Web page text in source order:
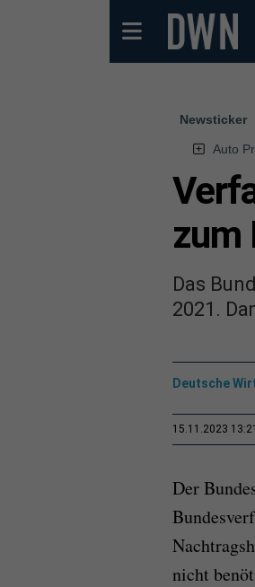
Newsticker
Auto
zum
Das
2021.
Deutsche
15.11.2023 13:21
Der
nicht